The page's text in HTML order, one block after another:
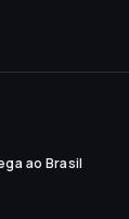
ao Brasil